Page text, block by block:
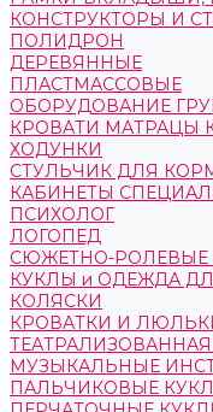
КОНСТРУКТОРЫ И
ПОЛИДРОН
ДЕРЕВЯННЫЕ
ПЛАСТМАССОВЫЕ
ОБОРУДОВАНИЕ
КРОВАТИ МАТРАЦЫ
ХОДУНКИ
СТУЛЬЧИК ДЛЯ
КАБИНЕТЫ
ПСИХОЛОГ
ЛОГОПЕД
СЮЖЕТНО-РОЛЕВЫЕ
КУКЛЫ и ОДЕЖДА
КОЛЯСКИ
КРОВАТКИ И ЛЮЛЬКИ
МУЗЫКАЛЬНЫЕ
ПАЛЬЧИКОВЫЕ